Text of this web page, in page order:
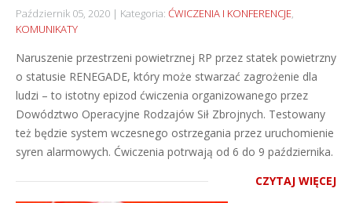
Październik 05, 2020 Kategoria: ĆWICZENIA I KONFERENCJE,
KOMUNIKATY
Naruszenie przestrzeni powietrznej RP przez statek powietrzny
o statusie RENEGADE, który może stwarzać zagrożenie dla
ludzi – to istotny epizod ćwiczenia organizowanego przez
Dowództwo Operacyjne Rodzajów Sił Zbrojnych. Testowany
też będzie system wczesnego ostrzegania przez uruchomienie
syren alarmowych. Ćwiczenia potrwają od 6 do 9 października.
CZYTAJ WIĘCEJ